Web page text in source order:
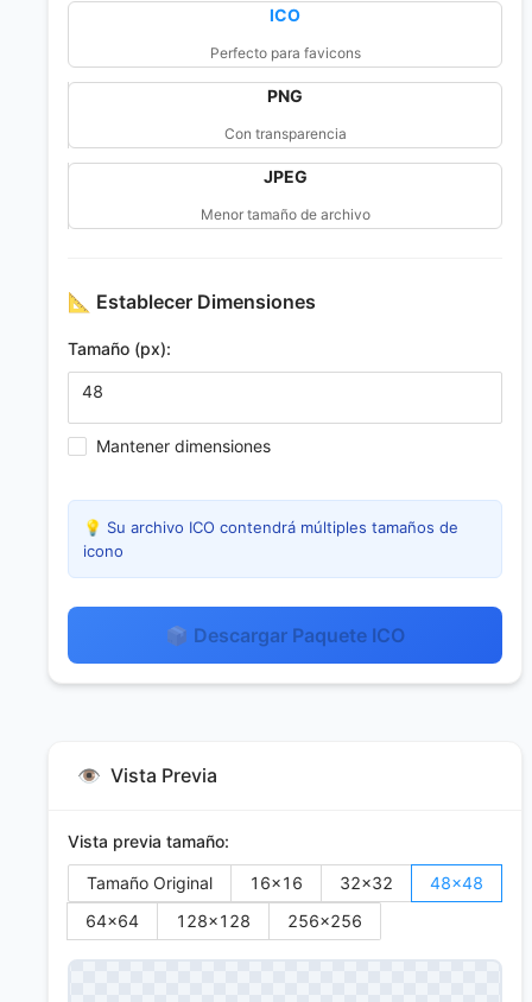
ICO
Perfecto para favicons
PNG
Con transparencia
JPEG
Menor tamaño de archivo
📐 Establecer Dimensiones
Tamaño (px):
Mantener dimensiones
💡 Su archivo ICO contendrá múltiples tamaños de
icono
📦 Descargar Paquete ICO
👁️ Vista Previa
Vista previa tamaño:
Tamaño Original 16×16 32×32 48×48
64×64 128×128 256×256